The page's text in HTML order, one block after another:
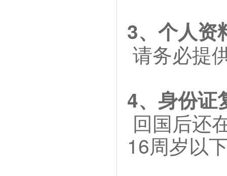
3、个人资
请务必提
4、身份证
回国后还
16周岁以